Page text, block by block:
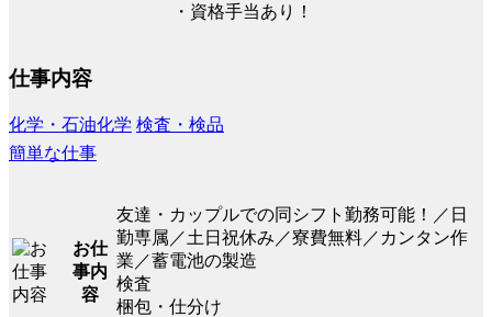
・資格手当あり！
仕事内容
化学・石油化学 検査・検品
簡単な仕事
お仕
事内
容
友達・カップルでの同シフト勤務可能！／日
勤専属／土日祝休み／寮費無料／カンタン作
業／蓄電池の製造
検査
梱包・仕分け